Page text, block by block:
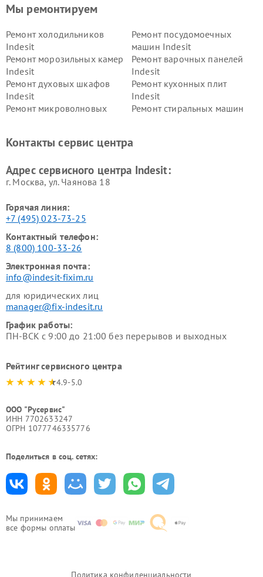
Мы принимаем
все формы оплаты
Мы ремонтируем
Ремонт холодильников
Indesit
Ремонт посудомоечных
машин Indesit
Ремонт морозильных камер
Indesit
Ремонт варочных панелей
Indesit
Ремонт духовых шкафов
Indesit
Ремонт кухонных плит
Indesit
Ремонт микроволновых
Ремонт стиральных машин
Indesit
Indesit
Контакты сервис центра
Адрес сервисного центра Indesit:
г. Москва, ул. Чаянова 18
Горячая линия:
+7 (495) 023-73-25
Контактный телефон:
8 (800) 100-33-26
Электронная почта:
info@indesit-fixim.ru
для юридических лиц
manager@fix-indesit.ru
График работы:
ПН-ВСК с 9:00 до 21:00 без перерывов и выходных
Рейтинг сервисного центра
4.9-5.0
ООО "Русервис"
ИНН 7702633247
ОГРН 1077746335776
Поделиться в соц. сетях:
Политика конфиденциальности